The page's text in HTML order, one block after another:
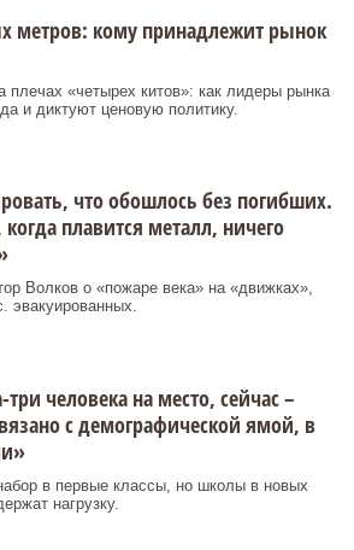
метров: кому принадлежит рынок
плечах «четырех китов»: как лидеры рынка
и диктуют ценовую политику.
что обошлось без погибших.
плавится металл, ничего
Волков о «пожаре века» на «движках»,
эвакуированных.
человека на место, сейчас –
с демографической ямой, в
в первые классы, но школы в новых
нагрузку.